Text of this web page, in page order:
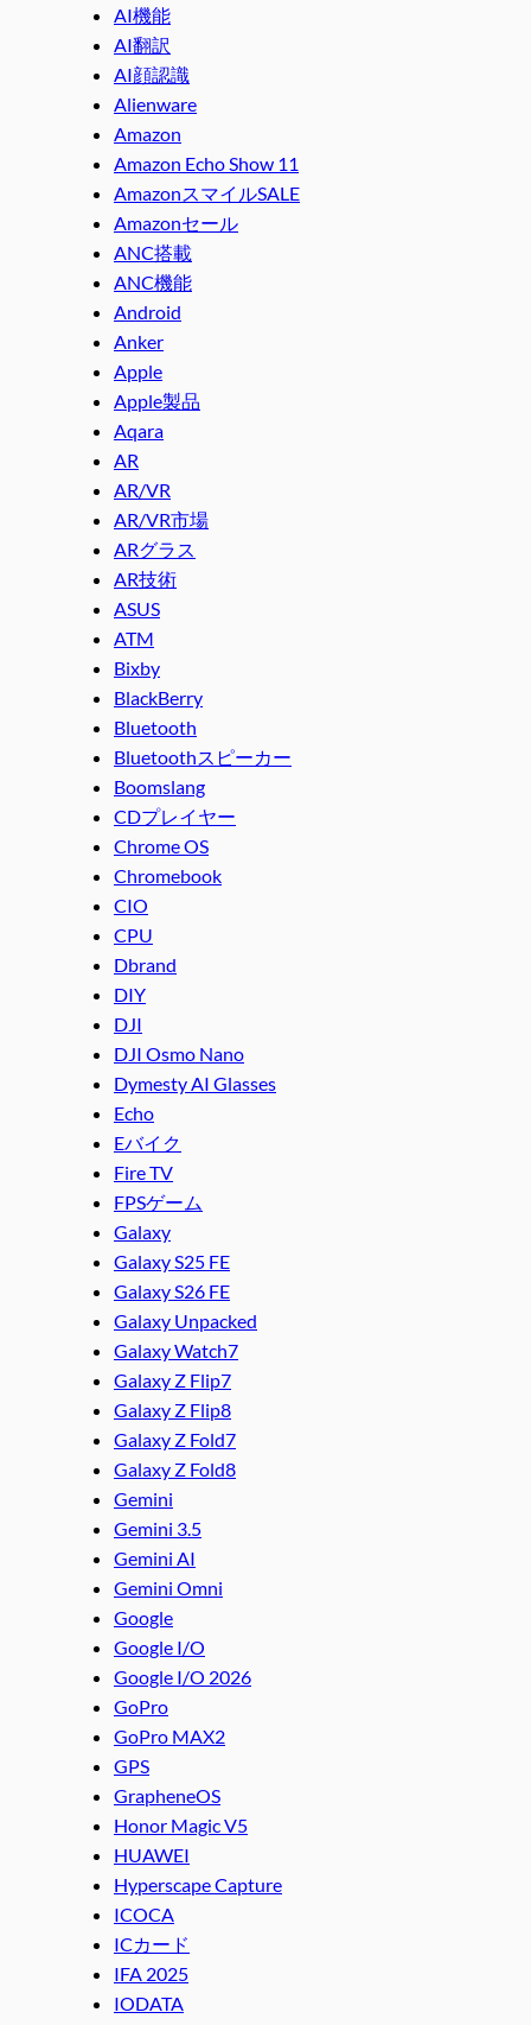
AI機能
AI翻訳
AI顔認識
Alienware
Amazon
Amazon Echo Show 11
AmazonスマイルSALE
Amazonセール
ANC搭載
ANC機能
Android
Anker
Apple
Apple製品
Aqara
AR
AR/VR
AR/VR市場
ARグラス
AR技術
ASUS
ATM
Bixby
BlackBerry
Bluetooth
Bluetoothスピーカー
Boomslang
CDプレイヤー
Chrome OS
Chromebook
CIO
CPU
Dbrand
DIY
DJI
DJI Osmo Nano
Dymesty AI Glasses
Echo
Eバイク
Fire TV
FPSゲーム
Galaxy
Galaxy S25 FE
Galaxy S26 FE
Galaxy Unpacked
Galaxy Watch7
Galaxy Z Flip7
Galaxy Z Flip8
Galaxy Z Fold7
Galaxy Z Fold8
Gemini
Gemini 3.5
Gemini AI
Gemini Omni
Google
Google I/O
Google I/O 2026
GoPro
GoPro MAX2
GPS
GrapheneOS
Honor Magic V5
HUAWEI
Hyperscape Capture
ICOCA
ICカード
IFA 2025
IODATA